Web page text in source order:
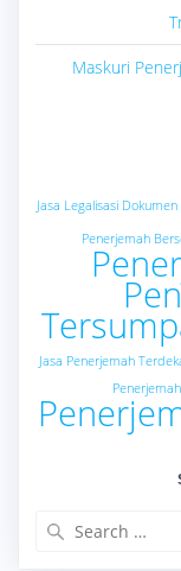
Maskuri
Jasa Legalisasi Dokumen
Penerjemah
Jasa Penerjemah